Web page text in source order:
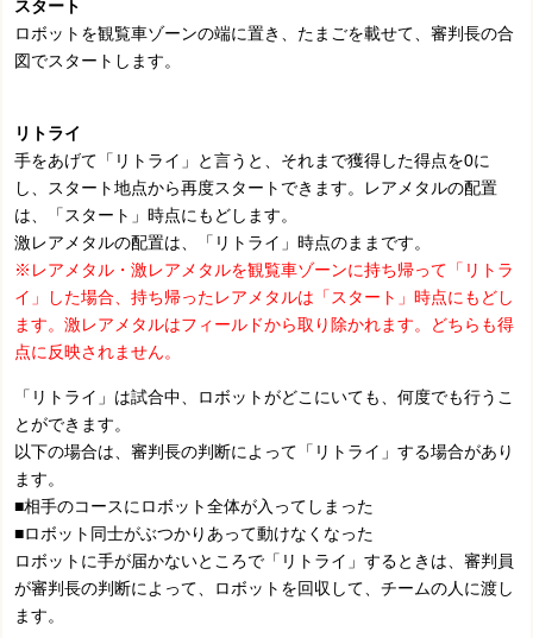
スタート
ロボットを観覧車ゾーンの端に置き、たまごを載せて、審判長の合
図でスタートします。
リトライ
手をあげて「リトライ」と言うと、それまで獲得した得点を0に
し、スタート地点から再度スタートできます。レアメタルの配置
は、「スタート」時点にもどします。
激レアメタルの配置は、「リトライ」時点のままです。
※レアメタル・激レアメタルを観覧車ゾーンに持ち帰って「リトラ
イ」した場合、持ち帰ったレアメタルは「スタート」時点にもどし
ます。激レアメタルはフィールドから取り除かれます。どちらも得
点に反映されません。
「リトライ」は試合中、ロボットがどこにいても、何度でも行うこ
とができます。
以下の場合は、審判長の判断によって「リトライ」する場合があり
ます。
■相手のコースにロボット全体が入ってしまった
■ロボット同士がぶつかりあって動けなくなった
ロボットに手が届かないところで「リトライ」するときは、審判員
が審判長の判断によって、ロボットを回収して、チームの人に渡し
ます。